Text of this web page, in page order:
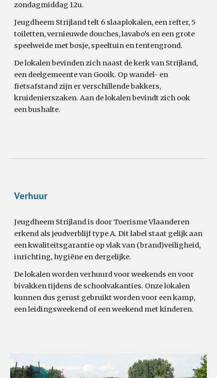
zondagmiddag 12u.
Jeugdheem Strijland telt 6 slaaplokalen, een refter, 5
toiletten, vernieuwde douches, lavabo's en een grote
speelweide met bosje, speeltuin en tentengrond.
De lokalen bevinden zich naast de kerk van Strijland,
een deelgemeente van Gooik. Op wandel- en
fietsafstand zijn er verschillende bakkers,
kruidenierszaken. Aan de lokalen bevindt zich ook
een bushalte.
Verhuur
Jeugdheem Strijland is door Toerisme Vlaanderen
erkend als jeudverblijf type A. Dit label staat gelijk aan
een kwaliteitsgarantie op vlak van (brand)veiligheid,
inrichting, hygiëne en dergelijke.
De lokalen worden verhuurd voor weekends en voor
bivakken tijdens de schoolvakanties. Onze lokalen
kunnen dus gerust gebruikt worden voor een kamp,
een leidingsweekend of een weekend met kinderen.